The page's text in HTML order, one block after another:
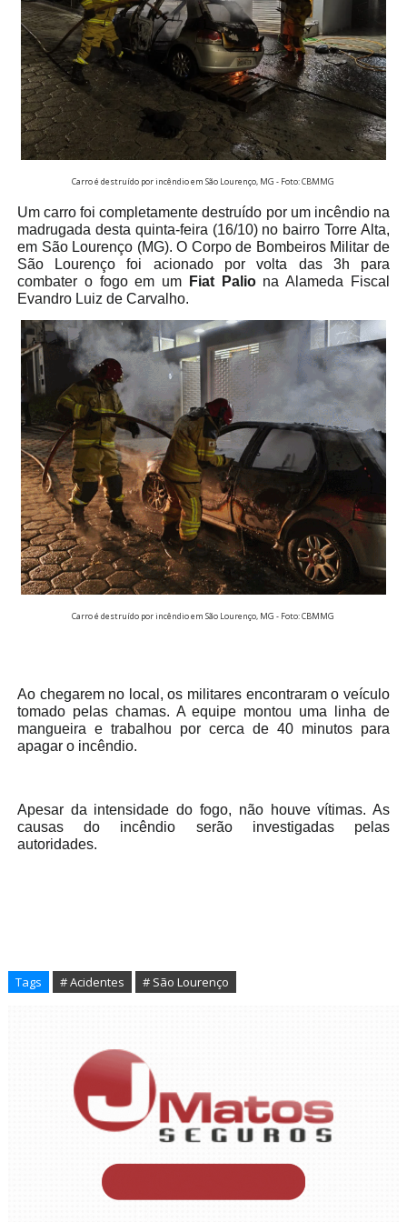
Carro é destruído por incêndio em São Lourenço, MG - Foto: CBMMG
Um carro foi completamente destruído por um incêndio na
madrugada desta quinta-feira (16/10) no bairro Torre Alta,
em São Lourenço (MG). O Corpo de Bombeiros Militar de
São Lourenço foi acionado por volta das 3h para
combater o fogo em um
Fiat Paliona Alameda Fiscal
Evandro Luiz de Carvalho.
Carro é destruído por incêndio em São Lourenço, MG - Foto: CBMMG
Ao chegarem no local, os militares encontraram o veículo
tomado pelas chamas. A equipe montou uma linha de
mangueira e trabalhou por cerca de 40 minutos para
apagar o incêndio.
Apesar da intensidade do fogo, não houve vítimas. As
causas do incêndio serão investigadas pelas
autoridades.
Tags # Acidentes # São Lourenço